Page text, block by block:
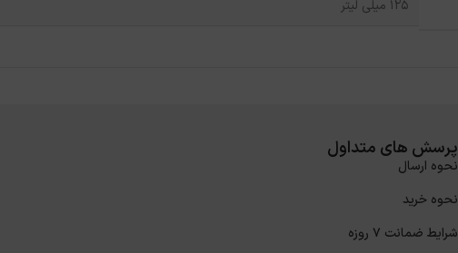
125 میلی لیتر
پرسش های متداول
نحوه ارسال
نحوه خرید
شرایط ضمانت 7 روزه